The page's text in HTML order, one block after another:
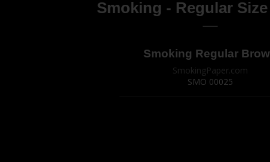
Smoking - Regular
Smoking Regular
SmokingPaper.com
SMO 00025